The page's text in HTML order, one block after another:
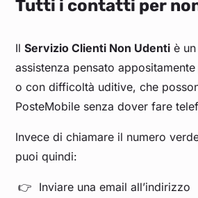
Tutti i contatti per
IlServizio Clienti Non Udenti è
assistenza pensato
o con difficoltà uditive, che
PosteMobile senza dover fare
Invece di chiamare il numero
puoi quindi:
Inviare una email all’indirizzo